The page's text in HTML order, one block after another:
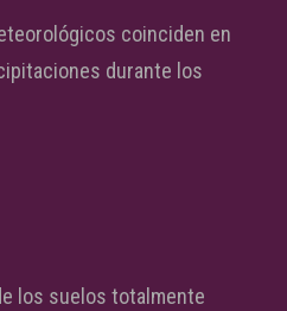
coinciden en
durante los
los suelos totalmente